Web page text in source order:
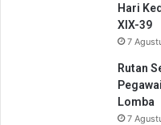
Hari
XIX-39
7
Rutan
Lomba
7